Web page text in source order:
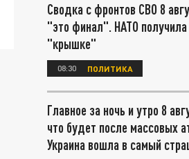
Сводка с фронтов СВО 8
"это финал". НАТО
"крышке"
08:30 ПОЛИТИКА
Главное за ночь и утро 8
что будет после массовых
Украина вошла в самый